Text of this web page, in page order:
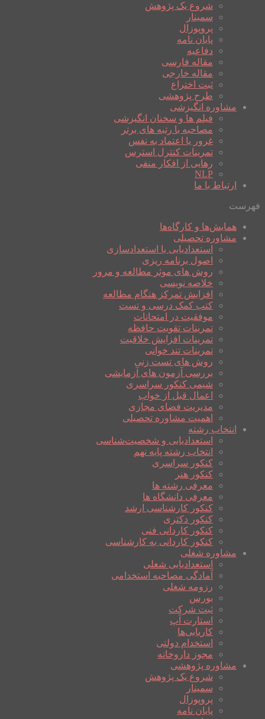
شروع یک پژوهش
سمینار
پروپوزال
پایان نامه
دفاعیه
مقاله فارسی
مقاله خارجی
ثبت اختراع
طرح پژوهشی
مشاوره انگیزشی
فیلم ها و سخنان انگیزشی
مصاحبه با رتبه های برتر
غرور یا اعتماد به نفس
تمرینات کنترل استرس
رهایی از افکار منفی
NLP
ارتباط با ما
فهرست
همایش‌ها و کارگاه‌ها
مشاوره تحصیلی
استعدادیابی یا استعدادسازی
اصول برنامه ریزی
روش های موثر مطالعه و مرور
خلاصه نویسی
افزایش تمرکز هنگام مطالعه
کتب کمک درسی و تست
موفقیت در امتحانات
تمرینات تقویت حافظه
تمرینات افزایش خلاقیت
تمرینات تند خوانی
روش های تست زنی
بررسی آزمون های آزمایشی
شیمی کنکور سراسری
اعمال قبل از خواب
مدیریت فضای مجازی
اهمیت مشاوره تحصیلی
انتخاب رشته
استعدادیابی و شخصیت‌شناسی
انتخاب رشته پایه نهم
کنکور سراسری
کنکور هنر
معرفی رشته ها
معرفی دانشگاه ها
کنکور کارشناسی ارشد
کنکور دکتری
کنکور کاردانی فنی
کنکور کاردانی به کارشناسی
مشاوره شغلی
استعدادیابی شغلی
آمادگی مصاحبه استخدامی
رزومه شغلی
بورس
ثبت شرکت
استارت آپ
کاریابی‌ها
استخدام دولتی
مجوز داروخانه
مشاوره پژوهشی
شروع یک پژوهش
سمینار
پروپوزال
پایان نامه